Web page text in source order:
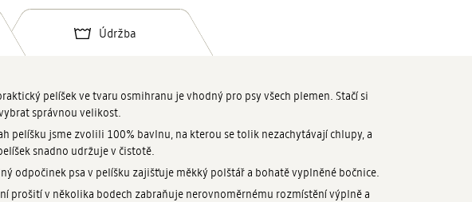
Údržba
pelíšek ve tvaru osmihranu je vhodný pro psy všech plemen. Stačí si
správnou velikost.
pelíšku jsme zvolili 100% bavlnu, na kterou se tolik nezachytávají chlupy, a
snadno udržuje v čistotě.
odpočinek psa v pelíšku zajišťuje měkký polštář a bohatě vyplněné bočnice.
prošití v několika bodech zabraňuje nerovnoměrnému rozmístění výplně a